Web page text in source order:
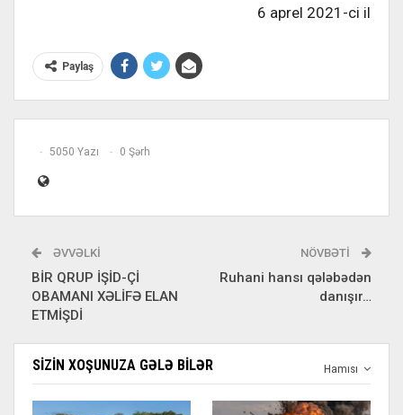
6 aprel 2021-ci il
Paylaş
5050 Yazı 0 Şərh
ƏVVƏLKI
BİR QRUP İŞİD-Çİ
OBAMANI XƏLİFƏ ELAN
ETMİŞDİ
NÖVBƏTI
Ruhani hansı qələbədən
danışır…
Hamısı
SIZIN XOŞUNUZA GƏLƏ BILƏR